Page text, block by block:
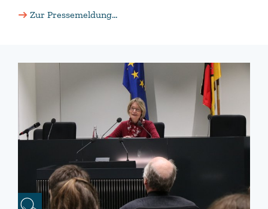
Zur Pressemeldung...